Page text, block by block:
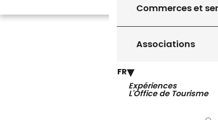
Commerces et
Associations
FR
Expériences
L'Office de Tourisme